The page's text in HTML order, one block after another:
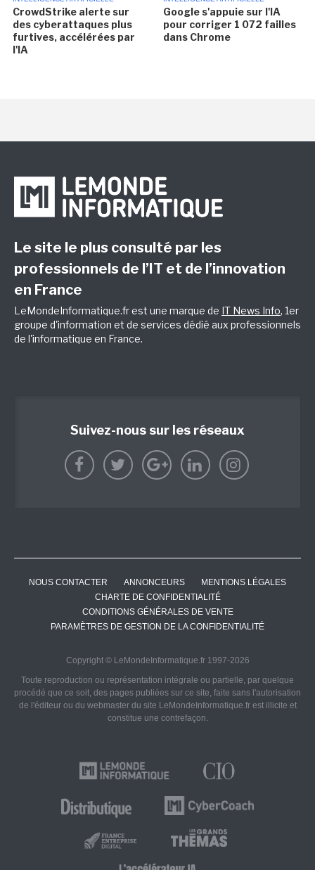
CrowdStrike alerte sur
des cyberattaques plus
furtives, accélérées par
l'IA
Google s'appuie sur l'IA
pour corriger 1 072 failles
dans Chrome
Le site le plus consulté par les
professionnels de l’IT et de l’innovation
en France
LeMondeInformatique.fr est une marque de IT News Info, 1er
groupe d'information et de services dédié aux professionnels
de l'informatique en France.
Suivez-nous sur les réseaux
NOUS CONTACTER ANNONCEURS
MENTIONS LÉGALES
CHARTE DE CONFIDENTIALITÉ
CONDITIONS GÉNÉRALES DE VENTE
PARAMÈTRES DE GESTION DE LA CONFIDENTIALITÉ
Copyright © LeMondeInformatique.fr 1997-2026
Toute reproduction ou représentation intégrale ou partielle, par quelque
procédé que ce soit, des pages publiées sur ce site, faite sans l'autorisation
de l'éditeur ou du webmaster du site LeMondeInformatique.fr est illicite et
constitue une contrefaçon.